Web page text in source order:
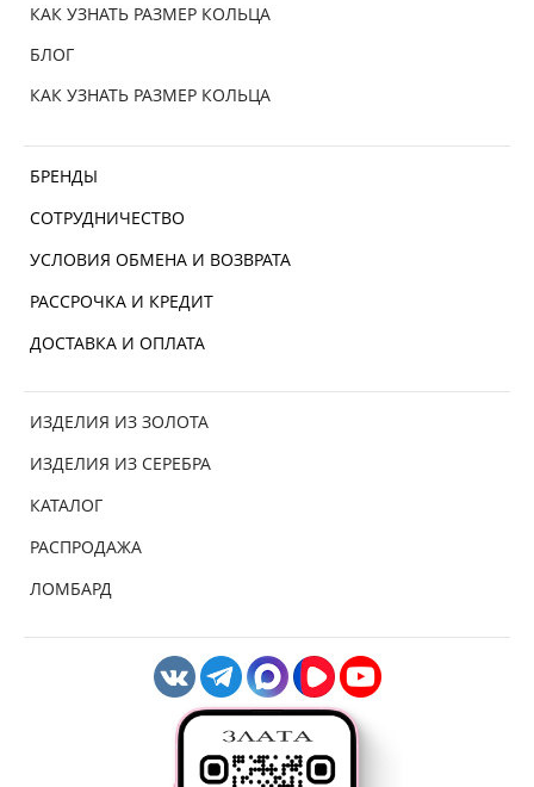
КАК УЗНАТЬ РАЗМЕР КОЛЬЦА
БЛОГ
КАК УЗНАТЬ РАЗМЕР КОЛЬЦА
БРЕНДЫ
СОТРУДНИЧЕСТВО
УСЛОВИЯ ОБМЕНА И ВОЗВРАТА
РАССРОЧКА И КРЕДИТ
ДОСТАВКА И ОПЛАТА
ИЗДЕЛИЯ ИЗ ЗОЛОТА
ИЗДЕЛИЯ ИЗ СЕРЕБРА
КАТАЛОГ
РАСПРОДАЖА
ЛОМБАРД